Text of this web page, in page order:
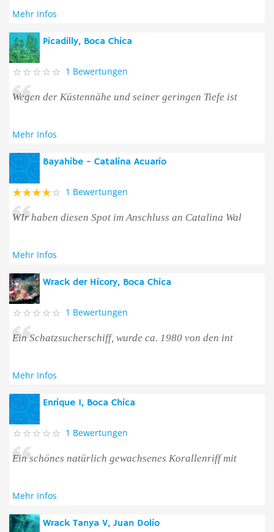
Mehr Infos
Picadilly, Boca Chica
1 Bewertungen
Wegen der Küstennähe und seiner geringen Tiefe ist
Mehr Infos
Bayahibe - Catalina Acuario
1 Bewertungen
WIr haben diesen Spot im Anschluss an Catalina Wal
Mehr Infos
Wrack der Hicory, Boca Chica
1 Bewertungen
Ein Schatzsucherschiff, wurde ca. 1980 von den int
Mehr Infos
Enrique 1, Boca Chica
1 Bewertungen
Ein schönes natürlich gewachsenes Korallenriff mit
Mehr Infos
Wrack Tanya V, Juan Dolio